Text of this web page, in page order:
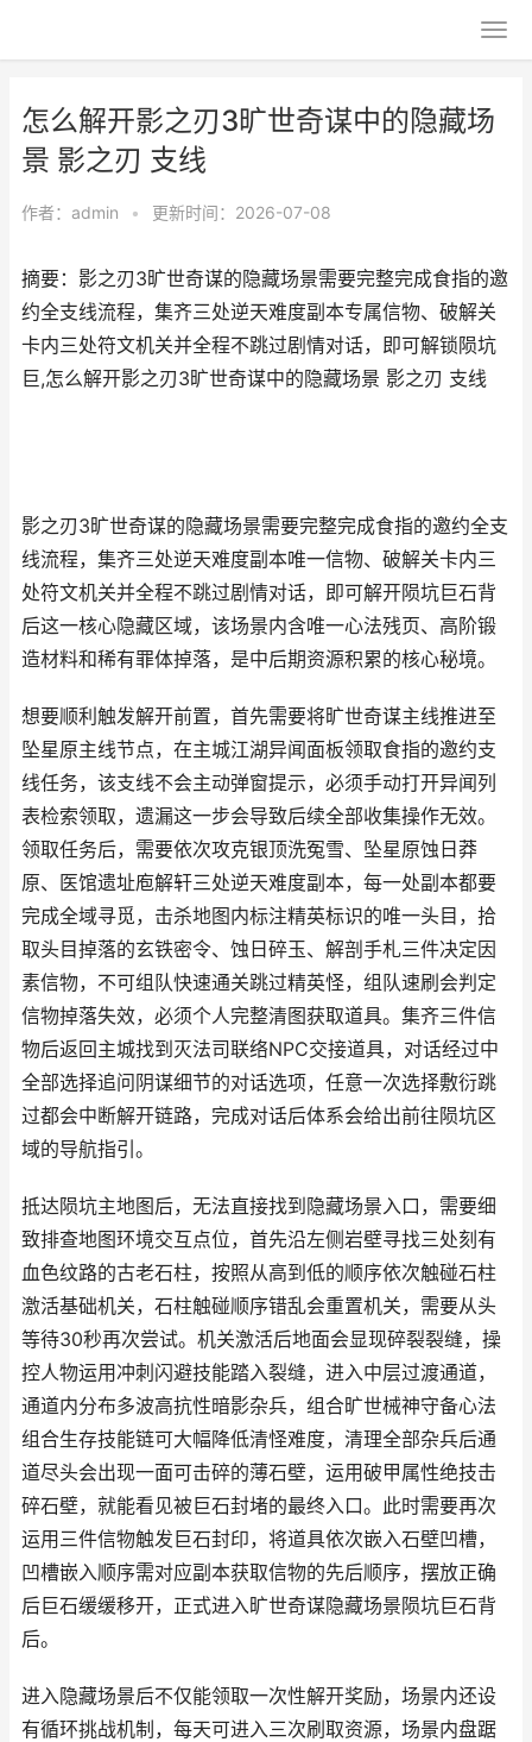
怎么解开影之刃3旷世奇谋中的隐藏场
景 影之刃 支线
作者： admin • 更新时间：2026-07-08
摘要：影之刃3旷世奇谋的隐藏场景需要完整完成食指的邀
约全支线流程，集齐三处逆天难度副本专属信物、破解关
卡内三处符文机关并全程不跳过剧情对话，即可解锁陨坑
巨,怎么解开影之刃3旷世奇谋中的隐藏场景 影之刃 支线
影之刃3旷世奇谋的隐藏场景需要完整完成食指的邀约全支
线流程，集齐三处逆天难度副本唯一信物、破解关卡内三
处符文机关并全程不跳过剧情对话，即可解开陨坑巨石背
后这一核心隐藏区域，该场景内含唯一心法残页、高阶锻
造材料和稀有罪体掉落，是中后期资源积累的核心秘境。
想要顺利触发解开前置，首先需要将旷世奇谋主线推进至
坠星原主线节点，在主城江湖异闻面板领取食指的邀约支
线任务，该支线不会主动弹窗提示，必须手动打开异闻列
表检索领取，遗漏这一步会导致后续全部收集操作无效。
领取任务后，需要依次攻克银顶洗冤雪、坠星原蚀日莽
原、医馆遗址庖解轩三处逆天难度副本，每一处副本都要
完成全域寻觅，击杀地图内标注精英标识的唯一头目，拾
取头目掉落的玄铁密令、蚀日碎玉、解剖手札三件决定因
素信物，不可组队快速通关跳过精英怪，组队速刷会判定
信物掉落失效，必须个人完整清图获取道具。集齐三件信
物后返回主城找到灭法司联络NPC交接道具，对话经过中
全部选择追问阴谋细节的对话选项，任意一次选择敷衍跳
过都会中断解开链路，完成对话后体系会给出前往陨坑区
域的导航指引。
抵达陨坑主地图后，无法直接找到隐藏场景入口，需要细
致排查地图环境交互点位，首先沿左侧岩壁寻找三处刻有
血色纹路的古老石柱，按照从高到低的顺序依次触碰石柱
激活基础机关，石柱触碰顺序错乱会重置机关，需要从头
等待30秒再次尝试。机关激活后地面会显现碎裂裂缝，操
控人物运用冲刺闪避技能踏入裂缝，进入中层过渡通道，
通道内分布多波高抗性暗影杂兵，组合旷世械神守备心法
组合生存技能链可大幅降低清怪难度，清理全部杂兵后通
道尽头会出现一面可击碎的薄石壁，运用破甲属性绝技击
碎石壁，就能看见被巨石封堵的最终入口。此时需要再次
运用三件信物触发巨石封印，将道具依次嵌入石壁凹槽，
凹槽嵌入顺序需对应副本获取信物的先后顺序，摆放正确
后巨石缓缓移开，正式进入旷世奇谋隐藏场景陨坑巨石背
后。
进入隐藏场景后不仅能领取一次性解开奖励，场景内还设
有循环挑战机制，每天可进入三次刷取资源，场景内盘踞